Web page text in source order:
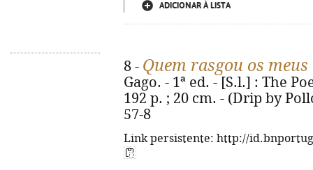
ADICIONAR À LISTA
8 - Quem rasgou os
Gago. - 1ª ed. - [S.l.] : The
192 p. ; 20 cm. - (Drip by
57-8
Link persistente: http://